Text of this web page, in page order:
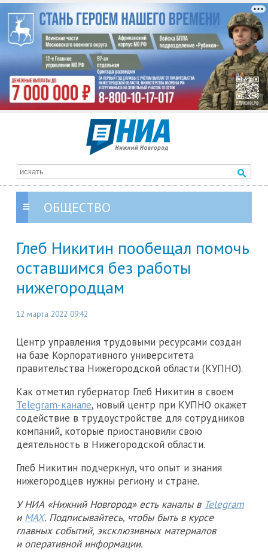
ОБЩЕСТВО
Глеб Никитин пообещал помочь
оставшимся без работы
нижегородцам
12 марта 2022 09:42
Центр управления трудовыми ресурсами создан
на базе Корпоративного университета
правительства Нижегородской области (КУПНО).
Как отметил губернатор Глеб Никитин в своем
Telegram-канале, новый центр при КУПНО окажет
содействие в трудоустройстве для сотрудников
компаний, которые приостановили свою
деятельность в Нижегородской области.
Глеб Никитин подчеркнул, что опыт и знания
нижегородцев нужны региону и стране.
У НИА «Нижний Новгород» есть каналы в Telegram
и MAX. Подписывайтесь, чтобы быть в курсе
главных событий, эксклюзивных материалов
и оперативной информации.